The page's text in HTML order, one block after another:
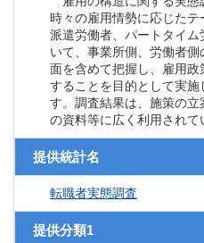
時々の雇用情勢に応じたテ
派遣労働者、パートタイム
いて、事業所側、労働者
面を含めて把握し、雇用政
することを目的として実施
す。調査結果は、施策の立
の資料等に広く利用されて
提供統計名
転職者実態調査
提供分類1